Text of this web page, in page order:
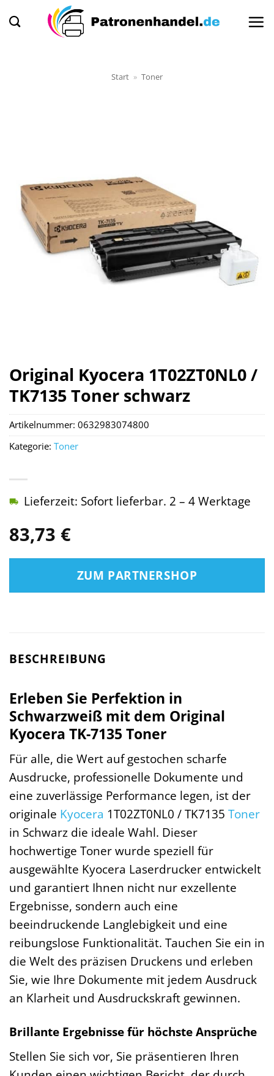
Inhalt
Start » Toner
Original Kyocera 1T02ZT0NL0 /
TK7135 Toner schwarz
83,73 €
Lieferzeit: Sofort lieferbar. 2 – 4 Werktage
ZUM PARTNERSHOP
Artikelnummer: 0632983074800
Kategorie: Toner
BESCHREIBUNG
Erleben Sie Perfektion in
Schwarzweiß mit dem Original
Kyocera TK-7135 Toner
Für alle, die Wert auf gestochen scharfe
Ausdrucke, professionelle Dokumente und
eine zuverlässige Performance legen, ist der
originale Kyocera 1T02ZT0NL0 / TK7135 Toner
in Schwarz die ideale Wahl. Dieser
hochwertige Toner wurde speziell für
ausgewählte Kyocera Laserdrucker entwickelt
und garantiert Ihnen nicht nur exzellente
Ergebnisse, sondern auch eine
beeindruckende Langlebigkeit und eine
reibungslose Funktionalität. Tauchen Sie ein in
die Welt des präzisen Druckens und erleben
Sie, wie Ihre Dokumente mit jedem Ausdruck
an Klarheit und Ausdruckskraft gewinnen.
Brillante Ergebnisse für höchste Ansprüche
Stellen Sie sich vor, Sie präsentieren Ihren